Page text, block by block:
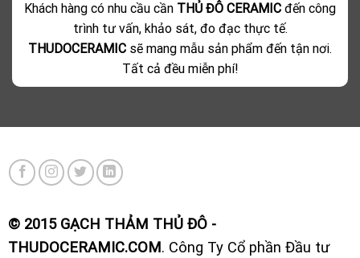
Khách hàng có nhu cầu cần THỦ ĐÔ CERAMIC đến công
trình tư vấn, khảo sát, đo đạc thực tế.
THUDOCERAMIC sẽ mang mẫu sản phẩm đến tận nơi.
Tất cả đều miễn phí!
© 2015 GẠCH THẢM THỦ ĐÔ -
THUDOCERAMIC.COM. Công Ty Cổ phần Đầu tư